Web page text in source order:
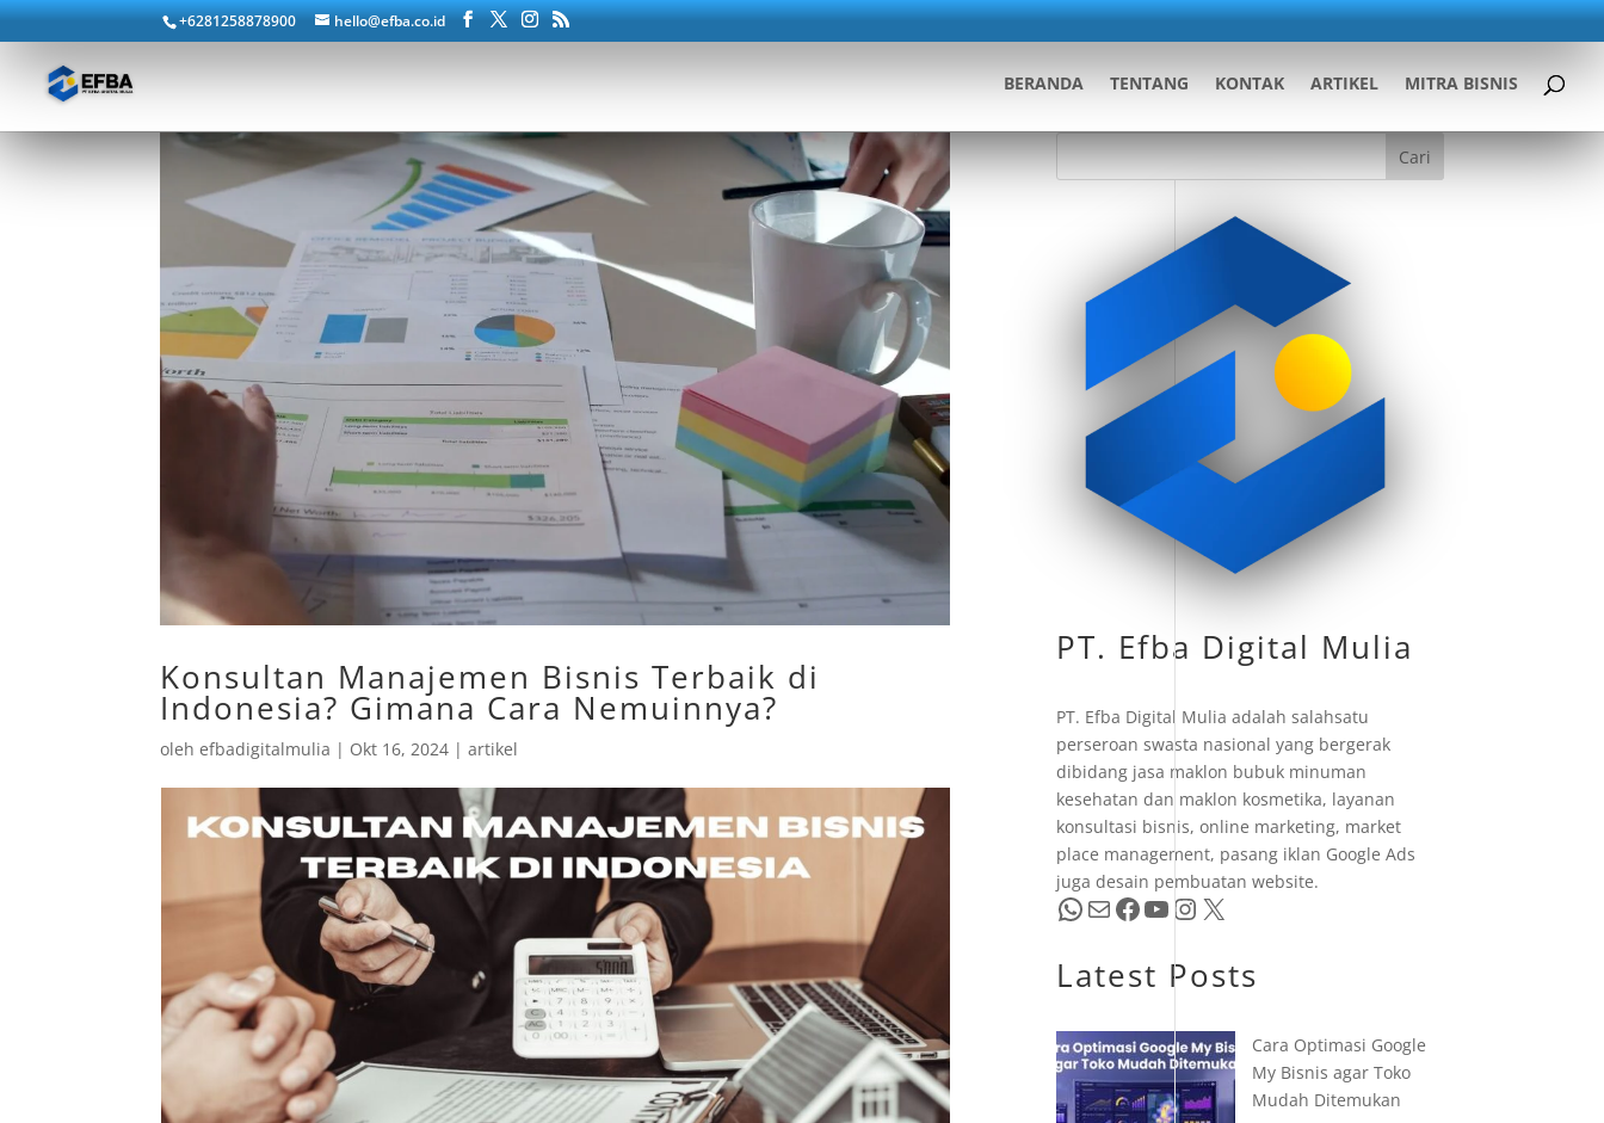
+6281258878900 hello@efba.co.id
BERANDA TENTANG KONTAK ARTIKEL MITRA BISNIS
Konsultan Manajemen Bisnis Terbaik di
Indonesia? Gimana Cara Nemuinnya?
olehefbadigitalmulia | Okt 16, 2024 |artikel
Cari
PT. Efba Digital Mulia
PT. Efba Digital Mulia adalah salahsatu
perseroan swasta nasional yang bergerak
dibidang jasa maklon bubuk minuman
kesehatan dan maklon kosmetika, layanan
konsultasi bisnis, online marketing, market
place management, pasang iklan Google Ads
juga desain pembuatan website.
WhatsApp Mail Facebook YouTube InstagramX
Latest Posts
Cara Optimasi Google
My Bisnis agar Toko
Mudah Ditemukan